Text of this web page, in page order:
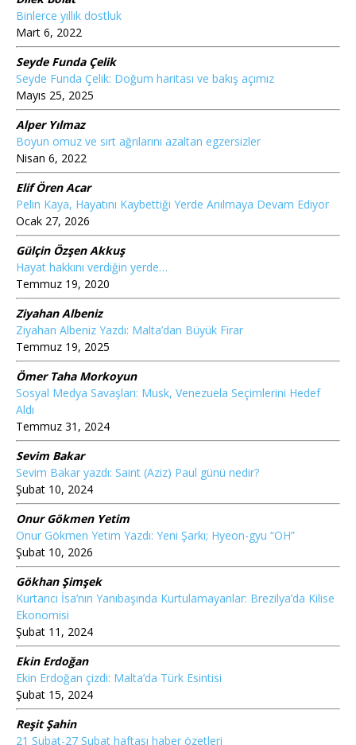
Binlerce yıllık dostluk
Mart 6, 2022
Seyde Funda Çelik
Seyde Funda Çelik: Doğum haritası ve bakış açımız
Mayıs 25, 2025
Alper Yılmaz
Boyun omuz ve sırt ağrılarını azaltan egzersizler
Nisan 6, 2022
Elif Ören Acar
Pelin Kaya, Hayatını Kaybettiği Yerde Anılmaya Devam Ediyor
Ocak 27, 2026
Gülçin Özşen Akkuş
Hayat hakkını verdiğin yerde…
Temmuz 19, 2020
Ziyahan Albeniz
Ziyahan Albeniz Yazdı: Malta’dan Büyük Firar
Temmuz 19, 2025
Ömer Taha Morkoyun
Sosyal Medya Savaşları: Musk, Venezuela Seçimlerini Hedef
Aldı
Temmuz 31, 2024
Sevim Bakar
Sevim Bakar yazdı: Saint (Aziz) Paul günü nedir?
Şubat 10, 2024
Onur Gökmen Yetim
Onur Gökmen Yetim Yazdı: Yeni Şarkı; Hyeon-gyu “OH”
Şubat 10, 2026
Gökhan Şimşek
Kurtarıcı İsa’nın Yanıbaşında Kurtulamayanlar: Brezilya’da Kilise
Ekonomisi
Şubat 11, 2024
Ekin Erdoğan
Ekin Erdoğan çizdi: Malta’da Türk Esintisi
Şubat 15, 2024
Reşit Şahin
21 Şubat-27 Şubat haftası haber özetleri